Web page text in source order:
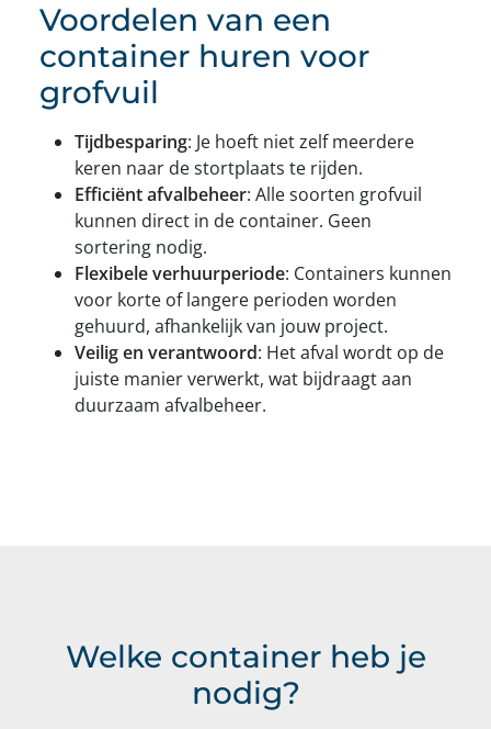
Voordelen van een
container huren voor
grofvuil
Tijdbesparing: Je hoeft niet zelf meerdere
keren naar de stortplaats te rijden.
Efficiënt afvalbeheer: Alle soorten grofvuil
kunnen direct in de container. Geen
sortering nodig.
Flexibele verhuurperiode: Containers kunnen
voor korte of langere perioden worden
gehuurd, afhankelijk van jouw project.
Veilig en verantwoord: Het afval wordt op de
juiste manier verwerkt, wat bijdraagt aan
duurzaam afvalbeheer.
Welke container heb je
nodig?